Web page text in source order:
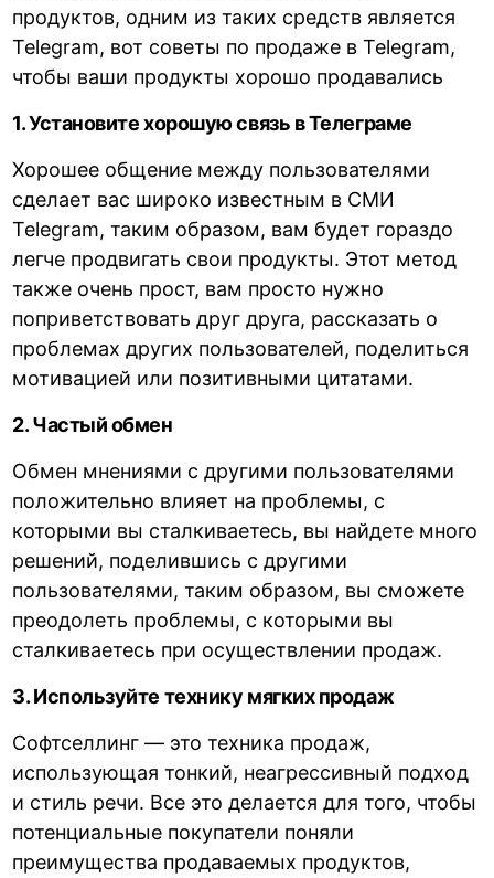
продуктов, одним из таких средств является
Telegram, вот советы по продаже в Telegram,
чтобы ваши продукты хорошо продавались
1. Установите хорошую связь в Телеграме
Хорошее общение между пользователями
сделает вас широко известным в СМИ
Telegram, таким образом, вам будет гораздо
легче продвигать свои продукты. Этот метод
также очень прост, вам просто нужно
поприветствовать друг друга, рассказать о
проблемах других пользователей, поделиться
мотивацией или позитивными цитатами.
2. Частый обмен
Обмен мнениями с другими пользователями
положительно влияет на проблемы, с
которыми вы сталкиваетесь, вы найдете много
решений, поделившись с другими
пользователями, таким образом, вы сможете
преодолеть проблемы, с которыми вы
сталкиваетесь при осуществлении продаж.
3. Используйте технику мягких продаж
Софтселлинг — это техника продаж,
использующая тонкий, неагрессивный подход
и стиль речи. Все это делается для того, чтобы
потенциальные покупатели поняли
преимущества продаваемых продуктов,